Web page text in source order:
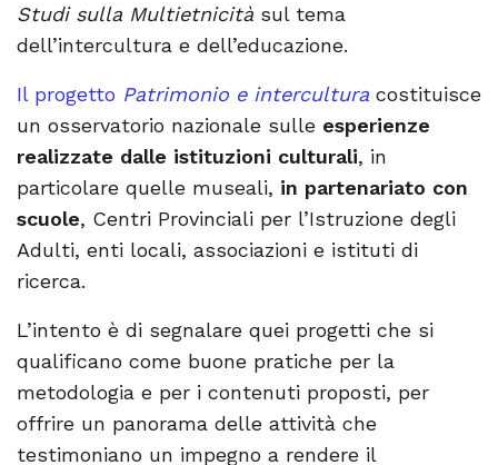
Studi sulla Multietnicità sul tema
dell’intercultura e dell’educazione.
Il progetto Patrimonio e intercultura costituisce
un osservatorio nazionale sulle esperienze
realizzate dalle istituzioni culturali, in
particolare quelle museali, in partenariato con
scuole, Centri Provinciali per l’Istruzione degli
Adulti, enti locali, associazioni e istituti di
ricerca.
L’intento è di segnalare quei progetti che si
qualificano come buone pratiche per la
metodologia e per i contenuti proposti, per
offrire un panorama delle attività che
testimoniano un impegno a rendere il